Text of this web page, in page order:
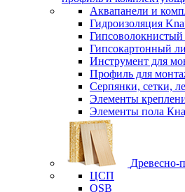
Аквапанели и
Гидроизоляция
Гипсокартонный
Инструмент для
Профиль для
Серпянки, сетки,
Элементы
Элементы пола
Древесно-
ЦСП
OSB